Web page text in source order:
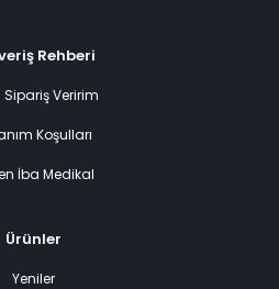
Rehberi
Sipariş Veririm
Koşulları
İba Medikal
Ürünler
Yeniler